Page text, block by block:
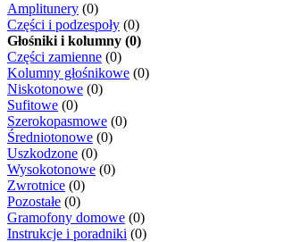
Amplitunery (0)
Części i podzespoły (0)
Głośniki i kolumny (0)
Części zamienne (0)
Kolumny głośnikowe (0)
Niskotonowe (0)
Sufitowe (0)
Szerokopasmowe (0)
Średniotonowe (0)
Uszkodzone (0)
Wysokotonowe (0)
Zwrotnice (0)
Pozostałe (0)
Gramofony domowe (0)
Instrukcje i poradniki (0)